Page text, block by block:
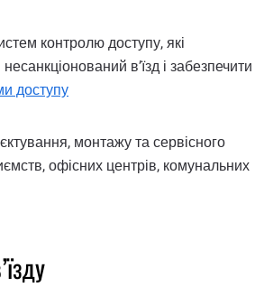
контролю доступу, які
в’їзд і забезпечити
доступу
монтажу та сервісного
офісних центрів, комунальних